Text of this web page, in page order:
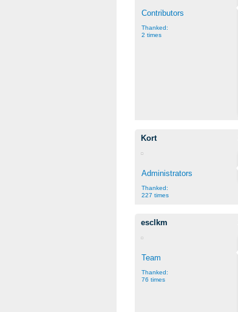
Contributors
Thanked:
2 times
Kort
Administrators
Thanked:
227 times
esclkm
Team
Thanked:
76 times